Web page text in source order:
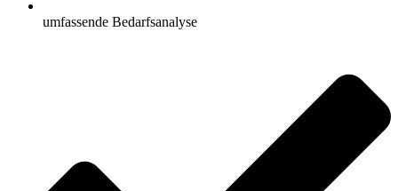
umfassende Bedarfsanalyse